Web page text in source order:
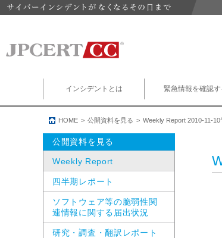
インシデントとは 緊急情報を確認す
HOME 公開資料を見る Weekly Report 2010-11-10
公開資料を見る
Weekly Report
四半期レポート
ソフトウェア等の脆弱性関
連情報に関する届出状況
研究・調査・翻訳レポート